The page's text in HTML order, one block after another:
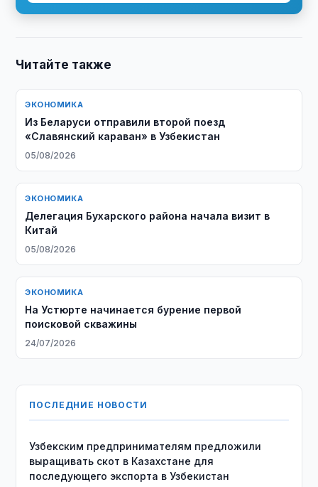
Читайте также
ЭКОНОМИКА
Из Беларуси отправили второй поезд
«Славянский караван» в Узбекистан
05/08/2026
ЭКОНОМИКА
Делегация Бухарского района начала визит в
Китай
05/08/2026
ЭКОНОМИКА
На Устюрте начинается бурение первой
поисковой скважины
24/07/2026
ПОСЛЕДНИЕ НОВОСТИ
Узбекским предпринимателям предложили
выращивать скот в Казахстане для
последующего экспорта в Узбекистан